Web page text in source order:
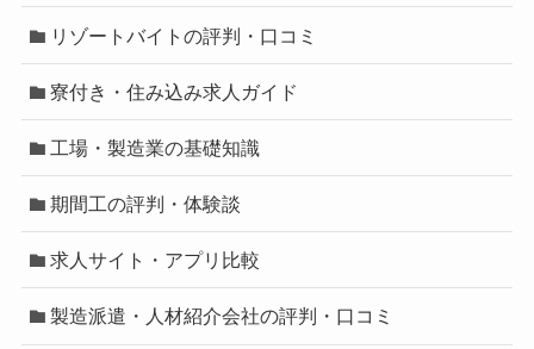
リゾートバイトの評判・口コミ
寮付き・住み込み求人ガイド
工場・製造業の基礎知識
期間工の評判・体験談
求人サイト・アプリ比較
製造派遣・人材紹介会社の評判・口コミ